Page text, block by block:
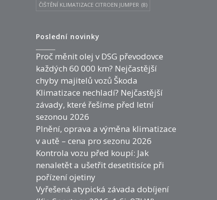
ČIŠTĚNÍ KLIMATIZACE CITROEN JUMPER (8)
Poslední novinky
Proč měnit olej v DSG převodovce
každých 60 000 km? Nejčastější
chyby majitelů vozů Škoda
Klimatizace nechladí? Nejčastější
závady, které řešíme před letní
sezonou 2026
Plnění, oprava a výměna klimatizace
v autě – cena pro sezonu 2026
Kontrola vozu před koupí: Jak
nenaletět a ušetřit desetitisíce při
pořízení ojetiny
Vyřešená atypická závada dobíjení